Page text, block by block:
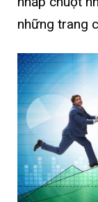
những trang